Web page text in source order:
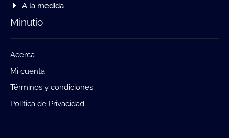
A la medida
Minutio
Acerca
Mi cuenta
Términos y condiciones
Política de Privacidad